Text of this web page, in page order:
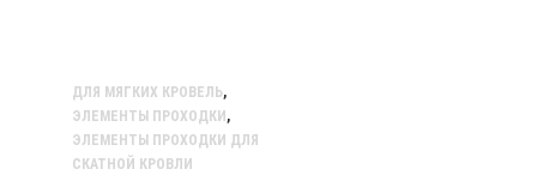
ДЛЯ МЯГКИХ КРОВЕЛЬ,
ЭЛЕМЕНТЫ ПРОХОДКИ ,
ЭЛЕМЕНТЫ ПРОХОДКИ ДЛЯ
СКАТНОЙ КРОВЛИ